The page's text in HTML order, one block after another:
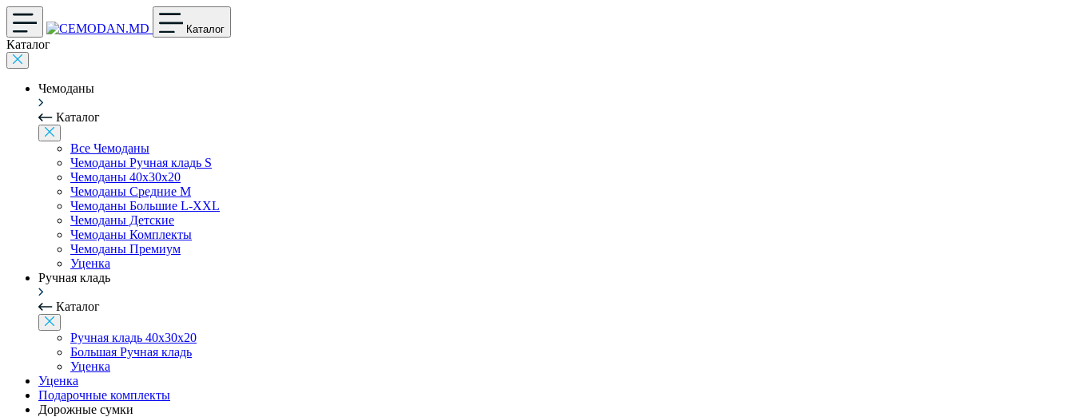
Каталог
Каталог
Чемоданы
Каталог
Все Чемоданы
Чемоданы Ручная кладь S
Чемоданы 40x30x20
Чемоданы Средние M
Чемоданы Большие L-XXL
Чемоданы Детские
Чемоданы Комплекты
Чемоданы Премиум
Уценка
Ручная кладь
Каталог
Ручная кладь 40x30x20
Большая Ручная кладь
Уценка
Уценка
Подарочные комплекты
Дорожные сумки